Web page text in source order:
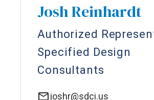
Authorized
Specified Design
Consultants
Josh Reinhardt
joshr@sdci.us